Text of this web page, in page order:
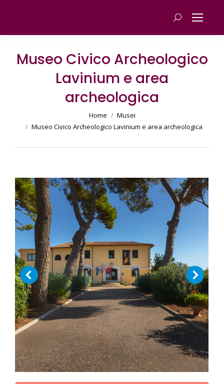
Cerca
Museo Civico Archeologico
Lavinium e area
archeologica
Home
Musei
Museo Civico Archeologico Lavinium e area archeologica